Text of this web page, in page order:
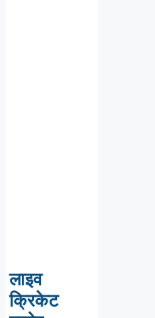
लाइव
क्रिकेट